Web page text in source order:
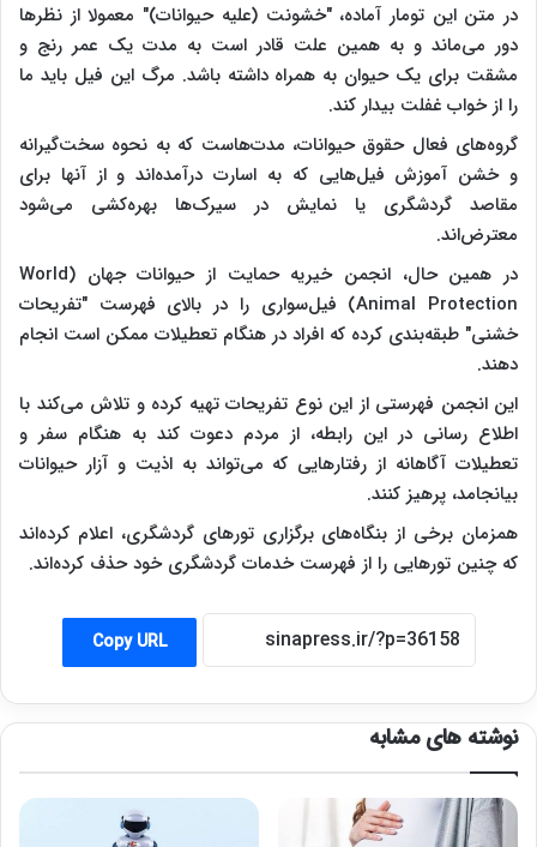
در متن این تومار آماده، "خشونت (علیه حیوانات)" معمولا از نظرها
دور می‌ماند و به همین علت قادر است به مدت یک عمر رنج و
مشقت برای یک حیوان به همراه داشته باشد. مرگ این فیل باید ما
را از خواب غفلت بیدار کند.
گروه‌های فعال حقوق حیوانات، مدت‌هاست که به نحوه سخت‌گیرانه
و خشن آموزش فیل‌هایی که به اسارت درآمده‌اند و از آنها برای
مقاصد گردشگری یا نمایش در سیرک‌ها بهره‌کشی می‌شود
معترض‌اند.
در همین حال، انجمن خیریه حمایت از حیوانات جهان (World
Animal Protection) فیل‌سواری را در بالای فهرست "تفریحات
خشنی" طبقه‌بندی کرده که افراد در هنگام تعطیلات ممکن است انجام
دهند.
این انجمن فهرستی از این نوع تفریحات تهیه کرده و تلاش می‌کند با
اطلاع رسانی در این رابطه، از مردم دعوت کند به هنگام سفر و
تعطیلات آگاهانه از رفتارهایی که می‌تواند به اذیت و آزار حیوانات
بیانجامد، پرهیز کنند.
همزمان برخی از بنگاه‌های برگزاری تورهای گردشگری، اعلام کرده‌اند
که چنین تورهایی را از فهرست خدمات گردشگری خود حذف کرده‌اند.
Copy URL
نوشته های مشابه